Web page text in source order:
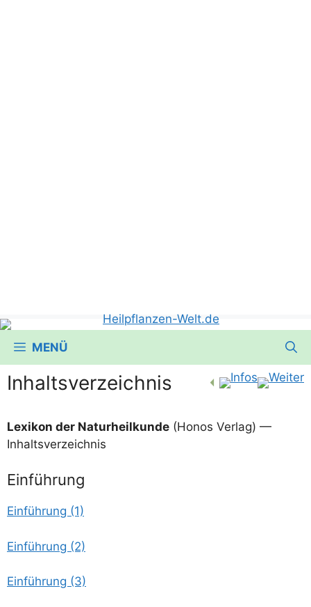
MENÜ
Inhaltsverzeichnis
Lexi­kon der Natur­heil­kun­de (Honos Ver­lag) —
Inhaltsverzeichnis
Einführung
Ein­füh­rung (1)
Ein­füh­rung (2)
Ein­füh­rung (3)